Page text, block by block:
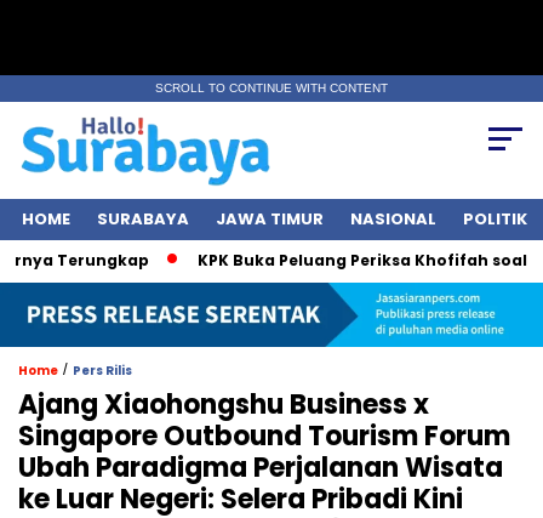
SCROLL TO CONTINUE WITH CONTENT
HOME SURABAYA JAWA TIMUR NASIONAL POLITIK
Terungkap KPK Buka Peluang Periksa Khofifah soal Dana
Home / Pers Rilis
Ajang Xiaohongshu Business x
Singapore Outbound Tourism Forum
Ubah Paradigma Perjalanan Wisata
ke Luar Negeri: Selera Pribadi Kini